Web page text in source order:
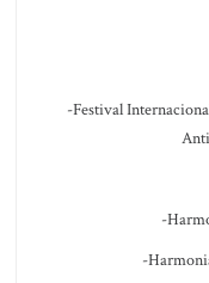
-Festival
-
-